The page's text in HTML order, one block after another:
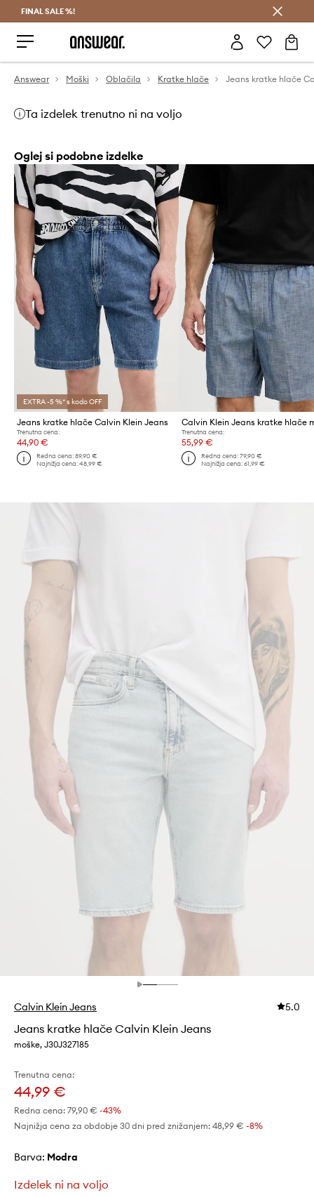
FINAL SALE %!
Answear Moški Oblačila Kratke hlače
Ta izdelek trenutno ni na voljo
Oglej si podobne izdelke
EXTRA -5 %* s kodo OFF
Jeans kratke hlače Calvin Klein Jeans
Trenutna cena:
44,90 €
Redna cena:89,90 €
Najnižja cena:48,99 €
Trenutna cena:
55,99 €
Redna cena: 79,90 €
Najnižja cena: 61,99 €
Calvin Klein Jeans 5.0
Jeans kratke hlače Calvin Klein Jeans
moške, J30J327185
Trenutna cena:
44,99 €
Redna cena: 79,90 € -43%
Najnižja cena za obdobje 30 dni pred znižanjem: 48,99 € -8%
Barva: modra
Izdelek ni na voljo